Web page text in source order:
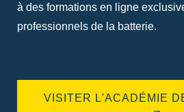
à des formations en ligne
professionnels de la batterie.
VISITER L'ACADÉMIE